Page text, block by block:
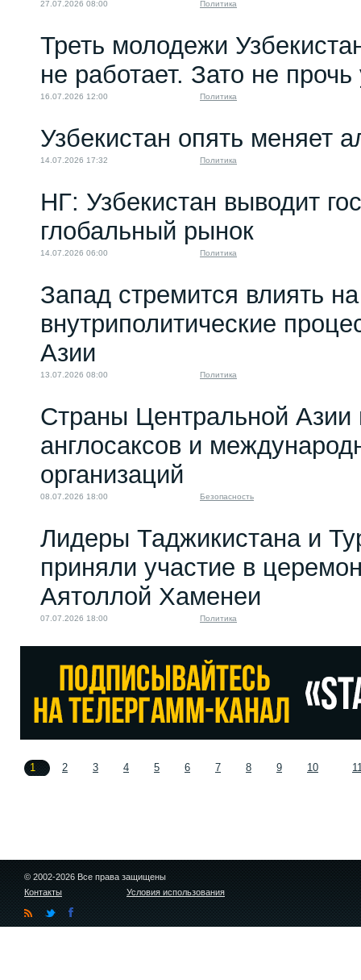
27.07.2026 08:00 Политика
Треть молодежи
не работает. Зато не
16.07.2026 12:00 Политика
Узбекистан опять меняет
14.07.2026 17:32 Политика
НГ: Узбекистан выводит
глобальный рынок
14.07.2026 06:00 Политика
Запад стремится влиять на
внутриполитические
Азии
13.07.2026 08:00 Политика
Страны Центральной Азии
англосаксов и
организаций
08.07.2026 18:00 Безопасность
Лидеры Таджикистана и
приняли участие в
Аятоллой Хаменеи
07.07.2026 18:00 Политика
1 2 3 4 5 6 7 8 9 10
© 2002-2026 Все права защищены
Контакты
Условия использования